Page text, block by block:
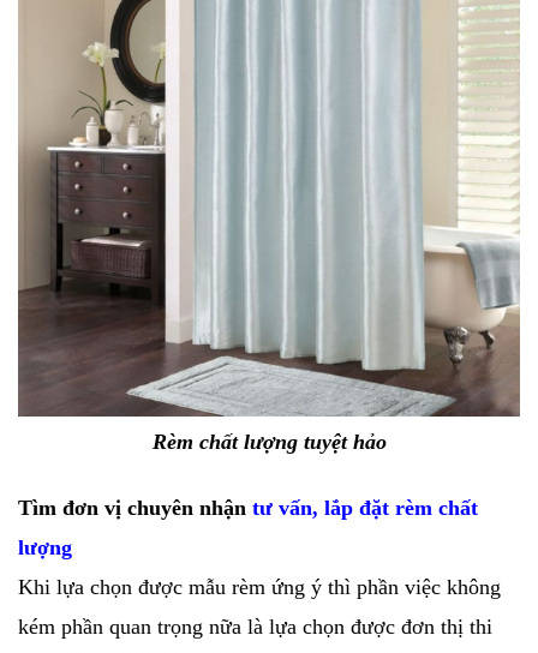
Rèm chất lượng tuyệt hảo
Tìm đơn vị chuyên nhận tư vấn, lắp đặt rèm chất
lượng
Khi lựa chọn được mẫu rèm ứng ý thì phần việc không
kém phần quan trọng nữa là lựa chọn được đơn thị thi